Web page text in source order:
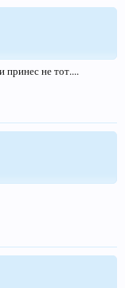
принес не тот....